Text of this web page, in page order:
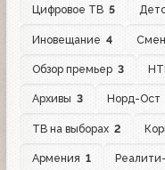
Цифровое ТВ 5
Иновещание 4
Обзор премьер 3
Архивы 3 Норд-Ост
ТВ на выборах 2
Армения 1